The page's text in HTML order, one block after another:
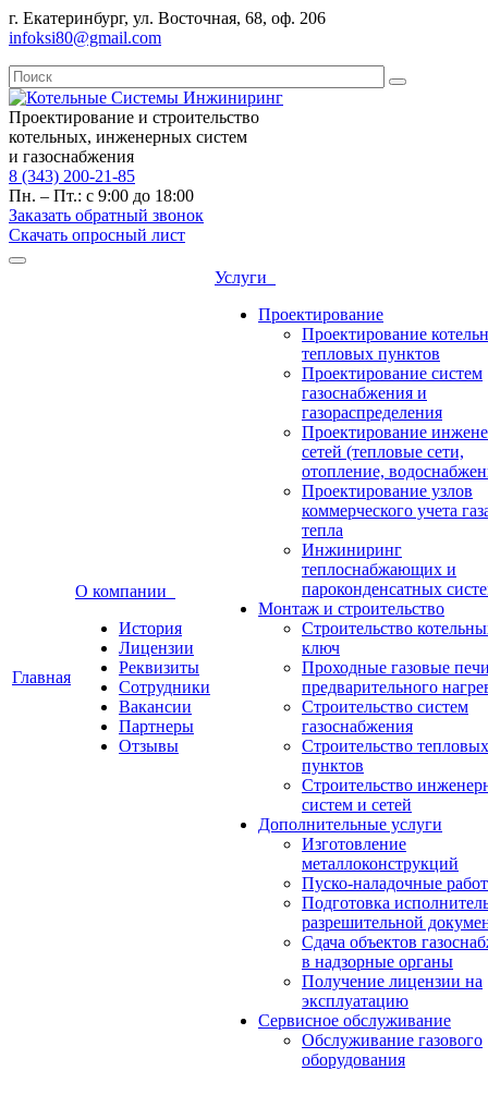
г. Екатеринбург, ул. Восточная, 68, оф. 206
infoksi80@gmail.com
Проектирование и строительство
котельных, инженерных систем
и газоснабжения
8 (343) 200-21-85
Пн. – Пт.: с 9:00 до 18:00
Заказать обратный звонок
Скачать опросный лист
Главная
О компании
История
Лицензии
Реквизиты
Сотрудники
Вакансии
Партнеры
Отзывы
Услуги
Проектирование
Проектирование
тепловых пунктов
Проектирование систем
газоснабжения и
газораспределения
Проектирование
сетей (тепловые сети,
отопление,
Проектирование узлов
коммерческого учета
тепла
Инжиниринг
теплоснабжающих и
пароконденсатных
Монтаж и строительство
Строительство
ключ
Проходные газовые
предварительного
Строительство систем
газоснабжения
Строительство тепловых
пунктов
Строительство
систем и сетей
Дополнительные услуги
Изготовление
металлоконструкций
Пуско-наладочные
Подготовка
разрешительной
Сдача объектов
в надзорные органы
Получение лицензии на
эксплуатацию
Сервисное обслуживание
Обслуживание газового
оборудования